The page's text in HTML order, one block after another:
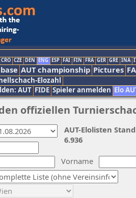
CRO CZE DEN ENG ESP FAI FIN FRA GER GRE INA
AUT championship Pictures
Elozahl
AUT FIDE Spieler anmelden Elo
offiziellen
Vorname
AUT-Elolisten
6.936